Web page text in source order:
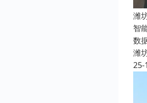
潍
智
数
潍
25-